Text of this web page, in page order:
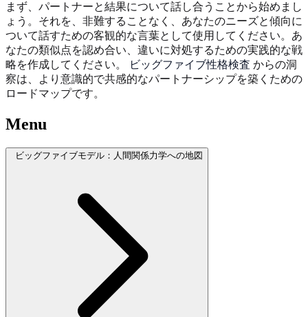
まず、パートナーと結果について話し合うことから始めまし
ょう。それを、非難することなく、あなたのニーズと傾向に
ついて話すための客観的な言葉として使用してください。あ
なたの類似点を認め合い、違いに対処するための実践的な戦
略を作成してください。
ビッグファイブ性格検査 からの洞
察は、より意識的で共感的なパートナーシップを築くための
ロードマップです。
Menu
ビッグファイブモデル：人間関係力学への地図